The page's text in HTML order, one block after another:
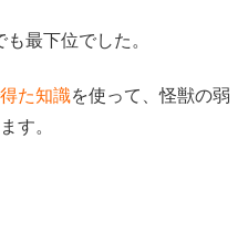
最下位でした。
た知識を使って、怪獣の弱
す。